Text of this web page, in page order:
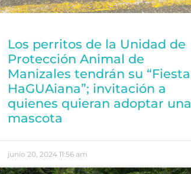
Los perritos de la Unidad de
Protección Animal de
Manizales tendrán su “Fiesta
HaGUAiana”; invitación a
quienes quieran adoptar una
mascota
junio 20, 2024 11:56 am